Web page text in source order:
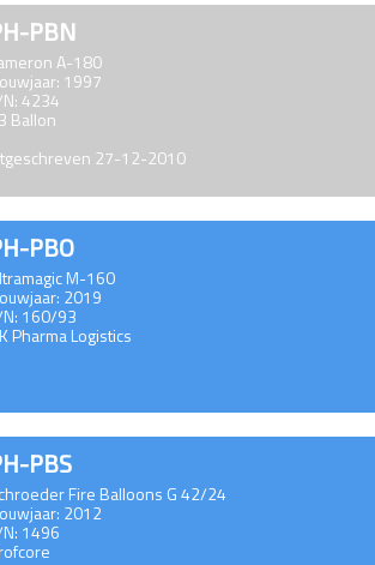
PBN
A-180
1997
N: 4234
Ballon
27-12-2010
PBO
M-160
2019
N: 160/93
Pharma Logistics
PBS
Fire Balloons G 42/24
2012
N: 1496